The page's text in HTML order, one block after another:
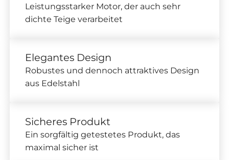
Leistungsstarker Motor, der auch sehr
dichte Teige verarbeitet
Elegantes Design
Robustes und dennoch attraktives Design
aus Edelstahl
Sicheres Produkt
Ein sorgfältig getestetes Produkt, das
maximal sicher ist